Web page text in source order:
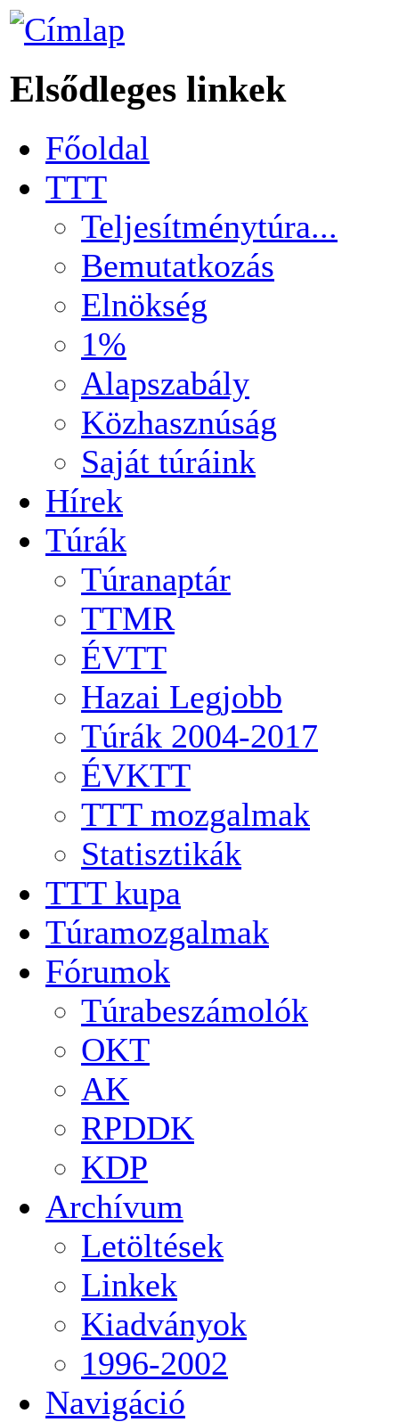
Elsődleges linkek
Főoldal
TTT
Teljesítménytúra...
Bemutatkozás
Elnökség
1%
Alapszabály
Közhasznúság
Saját túráink
Hírek
Túrák
Túranaptár
TTMR
ÉVTT
Hazai Legjobb
Túrák 2004-2017
ÉVKTT
TTT mozgalmak
Statisztikák
TTT kupa
Túramozgalmak
Fórumok
Túrabeszámolók
OKT
AK
RPDDK
KDP
Archívum
Letöltések
Linkek
Kiadványok
1996-2002
Navigáció